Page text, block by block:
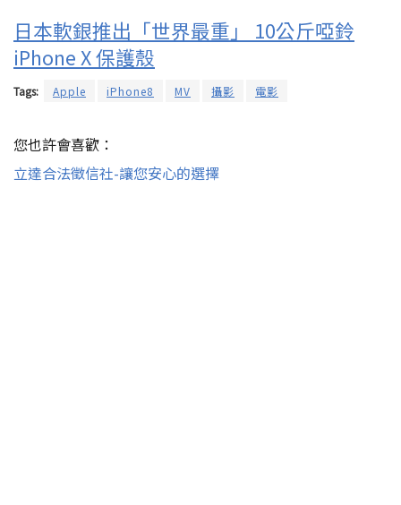
日本軟銀推出「世界最重」 10公斤啞鈴
iPhone X 保護殼
Tags: Apple iPhone8 MV 攝影 電影
您也許會喜歡：
立達合法徵信社-讓您安心的選擇